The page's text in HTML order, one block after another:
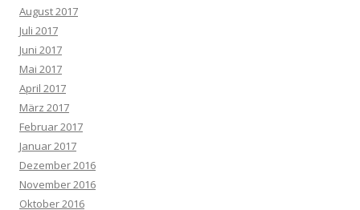
August 2017
Juli 2017
Juni 2017
Mai 2017
April 2017
März 2017
Februar 2017
Januar 2017
Dezember 2016
November 2016
Oktober 2016